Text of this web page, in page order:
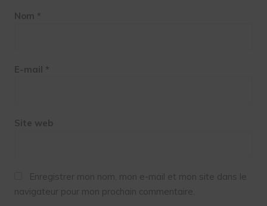
Nom *
E-mail *
Site web
Enregistrer mon nom, mon e-mail et mon site dans le
navigateur pour mon prochain commentaire.